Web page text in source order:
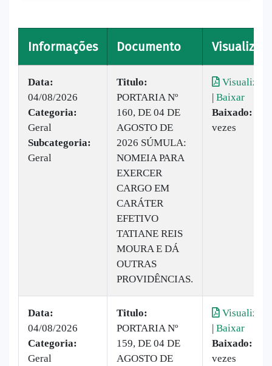
Informações Documento Visualizar
Data:
04/08/2026
Categoria:
Geral
Subcategoria:
Geral
Titulo:
PORTARIA Nº
160, DE 04 DE
AGOSTO DE
2026 SÚMULA:
NOMEIA PARA
EXERCER
CARGO EM
CARÁTER
EFETIVO
TATIANE REIS
MOURA E DÁ
OUTRAS
PROVIDÊNCIAS.
Visualizar
| Baixar
Baixado:
vezes
Data:
04/08/2026
Categoria:
Geral
Titulo:
PORTARIA Nº
159, DE 04 DE
AGOSTO DE
Visualizar
| Baixar
Baixado:
vezes